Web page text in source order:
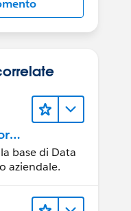
base di Data
aziendale.